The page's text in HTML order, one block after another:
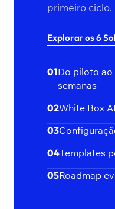
primeiro ciclo.
Explorar os 6
01Do piloto ao
semanas
02White Box
03
04Templates
05Roadmap